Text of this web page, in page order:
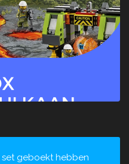
geboekt hebben